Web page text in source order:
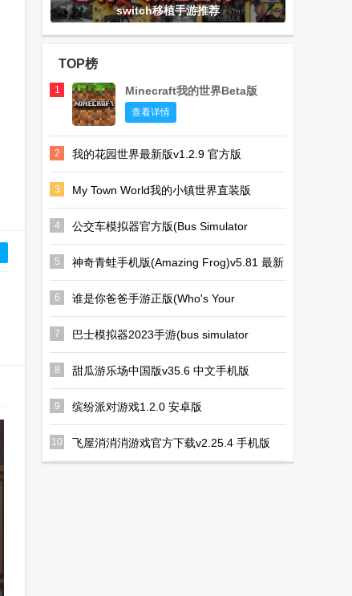
switch移植手游推荐
TOP榜
1 Minecraft我的世界Beta版
查看详情
2 我的花园世界最新版v1.2.9 官方版
3
My Town World我的小镇世界直装版
V1.76.0 全解锁版
4
公交车模拟器官方版(Bus Simulator
Ultimate)v2.2.8 安卓完整直装版
5
神奇青蛙手机版(Amazing Frog)v5.81 最新
版
6
谁是你爸爸手游正版(Who's Your
Daddy)v1.0.0 安卓免费版
7
巴士模拟器2023手游(bus simulator
2023)v1.16.3 内置菜单版
8 甜瓜游乐场中国版v35.6 中文手机版
9 缤纷派对游戏1.2.0 安卓版
10 飞屋消消消游戏官方下载v2.25.4 手机版